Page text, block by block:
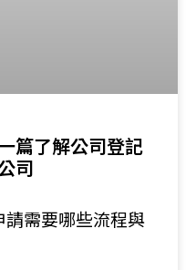
篇了解公司登記
司
需要哪些流程與